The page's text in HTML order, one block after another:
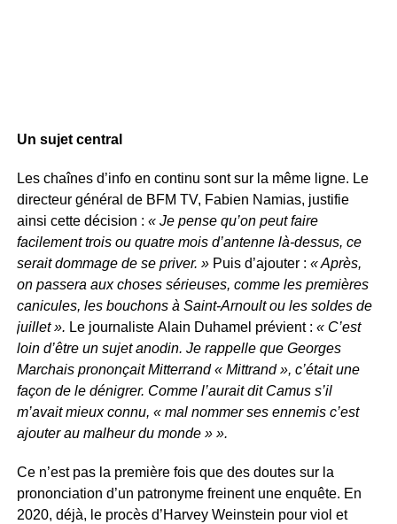
Un sujet central
Les chaînes d’info en continu sont sur la même ligne. Le
directeur général de BFM TV, Fabien Namias, justifie
ainsi cette décision : « Je pense qu’on peut faire
facilement trois ou quatre mois d’antenne là-dessus, ce
serait dommage de se priver. »Puis d’ajouter : « Après,
on passera aux choses sérieuses, comme les premières
canicules, les bouchons à Saint-Arnoult ou les soldes de
juillet ». Le journaliste Alain Duhamel prévient : « C’est
loin d’être un sujet anodin. Je rappelle que Georges
Marchais prononçait Mitterrand « Mittrand », c’était une
façon de le dénigrer. Comme l’aurait dit Camus s’il
m’avait mieux connu, « mal nommer ses ennemis c’est
ajouter au malheur du monde » ».
Ce n’est pas la première fois que des doutes sur la
prononciation d’un patronyme freinent une enquête. En
2020, déjà, le procès d’Harvey Weinstein pour viol et